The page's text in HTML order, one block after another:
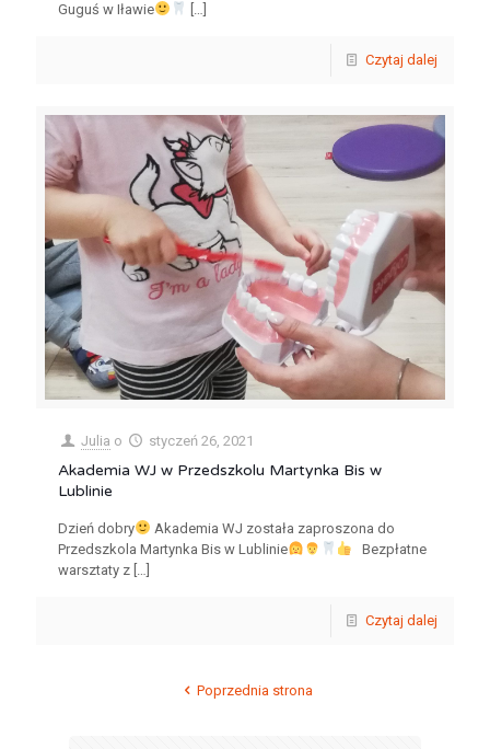
Guguś w Iławie
[…]
Czytaj dalej
Julia o styczeń 26, 2021
Akademia WJ w Przedszkolu Martynka Bis w
Lublinie
Dzień dobry
Akademia WJ została zaproszona do
Przedszkola Martynka Bis w Lublinie
Bezpłatne
warsztaty z […]
Czytaj dalej
Poprzednia strona